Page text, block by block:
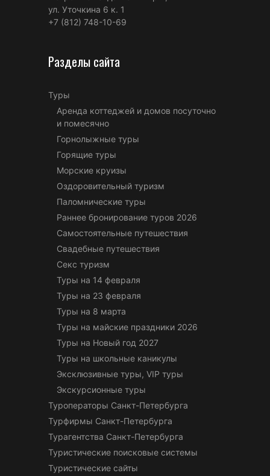
ул. Уточкина 6 к. 1
+7 (812) 748-10-69
Разделы сайта
Туры
Аренда коттеджей и домов посуточно
и помесячно
Горнолыжные туры
Горящие туры
Морские круизы
Оздоровительный туризм
Паломнические туры
Раннее бронирование туров 2026
Самостоятельные путешествия
Свадебные путешествия
Секс туризм
Туры на 14 февраля
Туры на 23 февраля
Туры на 8 марта
Туры на майские праздники 2026
Туры на Новый год 2027
Туры на школьные каникулы
Эксклюзивные туры, VIP туры
Экскурсионные туры
Туроператоры Санкт-Петербурга
Турфирмы Санкт-Петербурга
Турагентства Санкт-Петербурга
Туристические поисковые системы
Туристические сайты